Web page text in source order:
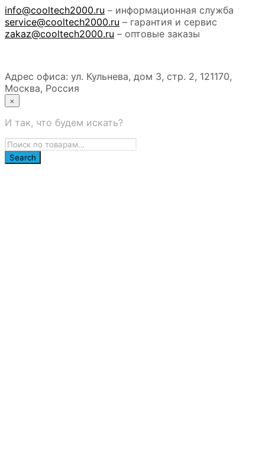
info@cooltech2000.ru – информационная служба
service@cooltech2000.ru – гарантия и сервис
zakaz@cooltech2000.ru – оптовые заказы
Адрес офиса: ул. Кульнева, дом 3, стр. 2, 121170,
Москва, Россия
×
И так, что будем искать?